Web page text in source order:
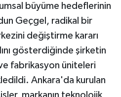
büyüme hedeflerinin
Geçgel, radikal bir
değiştirme kararı
gösterdiğinde şirketin
fabrikasyon üniteleri
Ankara'da kurulan
markanın teknolojik